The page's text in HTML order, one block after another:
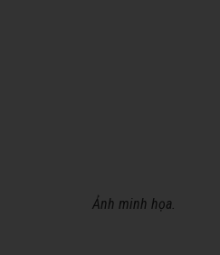
Ảnh minh họa.